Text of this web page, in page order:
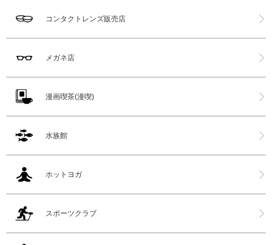
コンタクトレンズ販売店
メガネ店
漫画喫茶(漫喫)
水族館
ホットヨガ
スポーツクラブ